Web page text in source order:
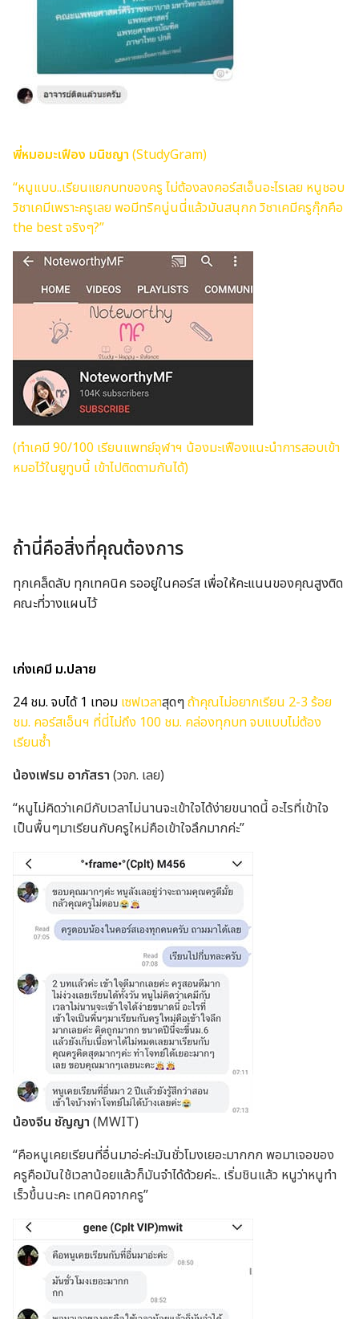
พี่หมอมะเฟือง มนิชญา (StudyGram)
“หนูแบบ..เรียนแยกบทของครู ไม่ต้องลงคอร์สเอ็นอะไรเลย หนูชอบ
วิชาเคมีเพราะครูเลย พอมีทริคนู่นนี่แล้วมันสนุกก วิชาเคมีครูกุ๊กคือ
the best จริงๆ?”
(ทำเคมี 90/100 เรียนแพทย์จุฬาฯ น้องมะเฟืองแนะนำการสอบเข้า
หมอไว้ในยูทูบนี้ เข้าไปติดตามกันได้)
ถ้านี่คือสิ่งที่คุณต้องการ
ทุกเคล็ดลับ ทุกเทคนิค รออยู่ในคอร์ส เพื่อให้คะแนนของคุณสูงติด
คณะที่วางแผนไว้
เก่งเคมี ม.ปลาย
24 ชม. จบได้ 1 เทอม เซฟเวลาสุดๆถ้าคุณไม่อยากเรียน 2-3 ร้อย
ชม. คอร์สเอ็นฯ ที่นี่ไม่ถึง 100 ชม. คล่องทุกบท จบแบบไม่ต้อง
เรียนซ้ำ
น้องเฟรม อาภัสรา (วจภ. เลย)
“หนูไม่คิดว่าเคมีกับเวลาไม่นานจะเข้าใจได้ง่ายขนาดนี้ อะไรที่เข้าใจ
เป็นพื้นๆมาเรียนกับครูใหม่คือเข้าใจลึกมากค่ะ”
น้องจีน ชัญญา (MWIT)
“คือหนูเคยเรียนที่อื่นมาอ่ะค่ะมันชั่วโมงเยอะมากกก พอมาเจอของ
ครูคือมันใช้เวลาน้อยแล้วก็มันจำได้ด้วยค่ะ.. เริ่มชินแล้ว หนูว่าหนูทำ
เร็วขึ้นนะคะ เทคนิคจากครู”